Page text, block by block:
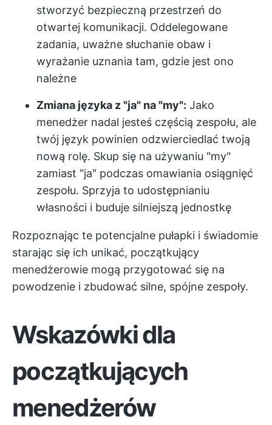
stworzyć bezpieczną przestrzeń do
otwartej komunikacji. Oddelegowane
zadania, uważne słuchanie obaw i
wyrażanie uznania tam, gdzie jest ono
należne
Zmiana języka z "ja" na "my": Jako
menedżer nadal jesteś częścią zespołu, ale
twój język powinien odzwierciedlać twoją
nową rolę. Skup się na używaniu "my"
zamiast "ja" podczas omawiania osiągnięć
zespołu. Sprzyja to udostępnianiu
własności i buduje silniejszą jednostkę
Rozpoznając te potencjalne pułapki i świadomie
starając się ich unikać, początkujący
menedżerowie mogą przygotować się na
powodzenie i zbudować silne, spójne zespoły.
Wskazówki dla
początkujących
menedżerów